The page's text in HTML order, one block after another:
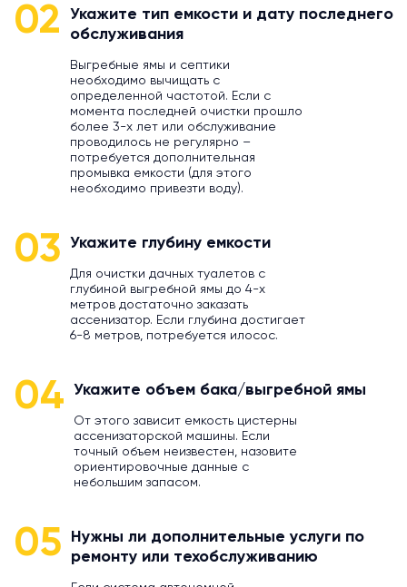
02
Укажите тип емкости и дату последнего
обслуживания
Выгребные ямы и септики
необходимо вычищать с
определенной частотой. Если с
момента последней очистки прошло
более 3-х лет или обслуживание
проводилось не регулярно –
потребуется дополнительная
промывка емкости (для этого
необходимо привезти воду).
03 Укажите глубину емкости
Для очистки дачных туалетов с
глубиной выгребной ямы до 4-х
метров достаточно заказать
ассенизатор. Если глубина достигает
6-8 метров, потребуется илосос.
04 Укажите объем бака/выгребной ямы
От этого зависит емкость цистерны
ассенизаторской машины. Если
точный объем неизвестен, назовите
ориентировочные данные с
небольшим запасом.
05
Нужны ли дополнительные услуги по
ремонту или техобслуживанию